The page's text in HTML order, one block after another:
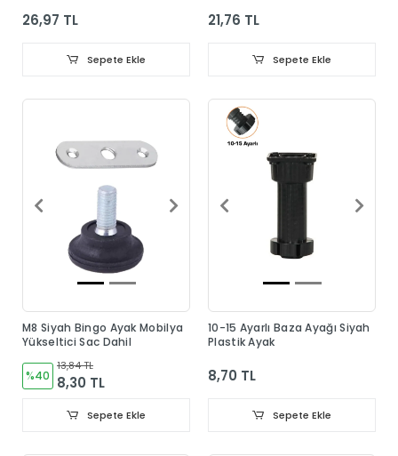
26,97 TL
Sepete Ekle
21,76 TL
Sepete Ekle
M8 Siyah Bingo Ayak Mobilya
Yükseltici Sac Dahil
%40
13,84 TL
8,30 TL
Sepete Ekle
10-15 Ayarlı Baza Ayağı Siyah
Plastik Ayak
8,70 TL
Sepete Ekle